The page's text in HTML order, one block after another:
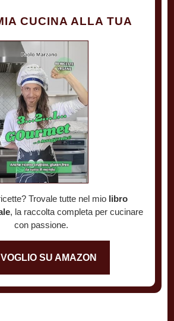
CUCINA ALLA TUA
Trovale tutte nel mio libro
, la raccolta completa per cucinare
con passione.
VOGLIO SU AMAZON